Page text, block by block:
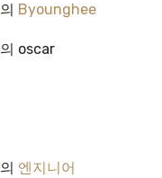
의 Byounghee
의 oscar
의 엔지니어